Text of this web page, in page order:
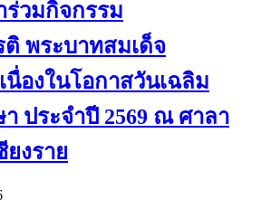
ร่วมกิจกรรม
ติ พระบาทสมเด็จ
นื่องในโอกาสวันเฉลิม
ประจำปี 2569 ณ ศาลา
ยงราย